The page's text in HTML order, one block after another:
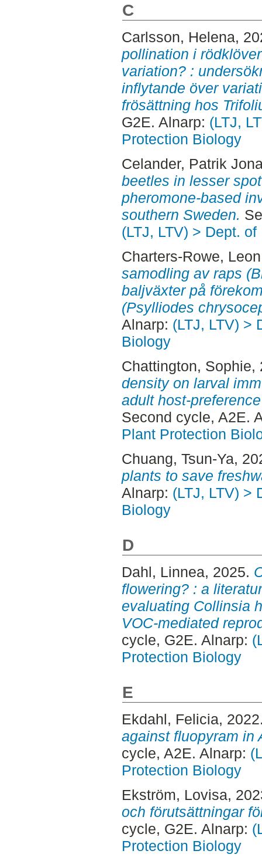
C
Carlsson, Helena,
pollination i
variation? :
inflytande över
frösättning hos
G2E. Alnarp: (LTJ,
Protection Biology
Celander, Patrik
beetles in lesser
pheromone-based
southern Sweden.
(LTJ, LTV) > Dept.
Charters-Rowe, Leon
samodling av raps
baljväxter på
(Psylliodes
Alnarp: (LTJ, LTV) >
Biology
Chattington, Sophie,
density on larval
adult host-
Second cycle, A2E.
Plant Protection
Chuang, Tsun-Ya,
plants to save
Alnarp: (LTJ, LTV) >
Biology
D
Dahl, Linnea, 2025.
flowering? : a
evaluating Collinsia
VOC-mediated
cycle, G2E. Alnarp:
Protection Biology
E
Ekdahl, Felicia,
against fluopyram in
cycle, A2E. Alnarp:
Protection Biology
Ekström, Lovisa,
och förutsättningar
cycle, G2E. Alnarp:
Protection Biology